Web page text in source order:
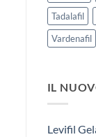
Tadalafil
Vardenafil
IL
Levifil